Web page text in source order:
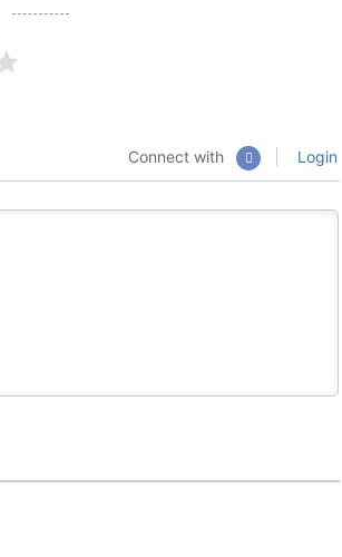
Connect with Login